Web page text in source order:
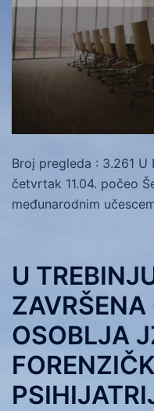
Broj pregleda : 3.261 U
četvrtak 11.04. počeo
međunarodnim
U
OSOBLJA